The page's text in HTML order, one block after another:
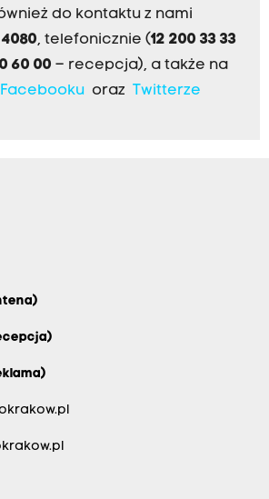
do kontaktu z nami
4080, telefonicznie (12 200 33 33
60 00 – recepcja), a także na
Facebookuoraz Twitterze